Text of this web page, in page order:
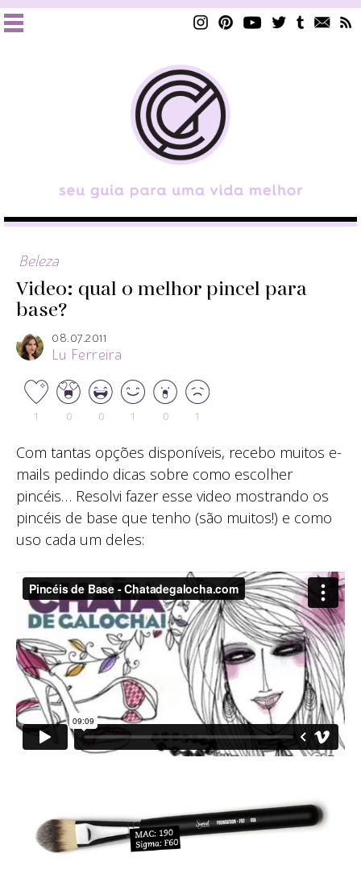
Beleza
Video: qual o melhor pincel para
base?
08.07.2011
Lu Ferreira
1 0 0 1 0 1
Com tantas opções disponíveis, recebo muitos e-
mails pedindo dicas sobre como escolher
pincéis… Resolvi fazer esse video mostrando os
pincéis de base que tenho (são muitos!) e como
uso cada um deles: